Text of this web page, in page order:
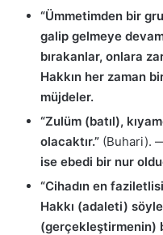
“Ümmetimden bir
galip gelmeye
bırakanlar, onlara
Hakkın her zaman
müjdeler.
“Zulüm (batıl),
olacaktır.” (Buhari).
ise ebedi bir nur
“Cihadın en
Hakkı (adaleti)
(gerçekleştirmenin)